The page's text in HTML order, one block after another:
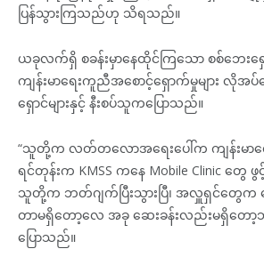
ပြန်သွားကြသည်ဟု သိရသည်။
ယခုလက်ရှိ စခန်းမှာနေထိုင်ကြသော စစ်ဘေးရှော
ကျန်းမာရေးကူညီအစောင့်ရှောက်မှုများ လိုအပ်န
ရှောင်များနှင့် နီးစပ်သူကပြောသည်။
“သူတို့က လတ်တလောအရေးပေါ်က ကျန်းမာရေ
ရင်တုန်းက KMSS ကနေ Mobile Clinic တွေ
သူတို့က ဘတ်ဂျက်ပြီးသွားပြီ၊ အလှူရှင်တွေက
တာမရှိတော့လေ အခု ဆေးခန်းလည်းမရှိတော့
ပြောသည်။